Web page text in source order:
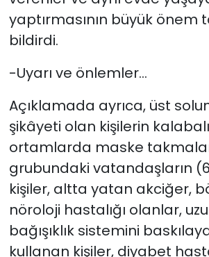
yaptırmasının büyük önem
bildirdi.
-Uyarı ve önlemler…
Açıklamada ayrıca, üst
şikâyeti olan kişilerin
ortamlarda maske
grubundaki vatandaşların
kişiler, altta yatan akciğer,
nöroloji hastalığı olanlar,
bağışıklık sistemini
kullanan kişiler, diyabet